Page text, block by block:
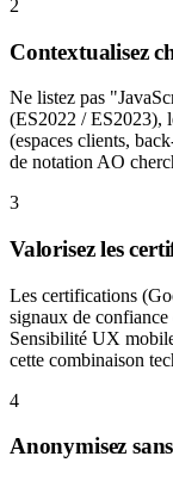
2
Contextualisez
Ne listez pas
(ES2022 / ES2023),
(espaces clients,
de notation AO
3
Valorisez les
Les certifications
signaux de
Sensibilité UX
cette combinaison
4
Anonymisez